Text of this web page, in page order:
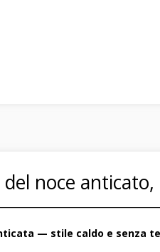
del noce
— stile caldo e senza